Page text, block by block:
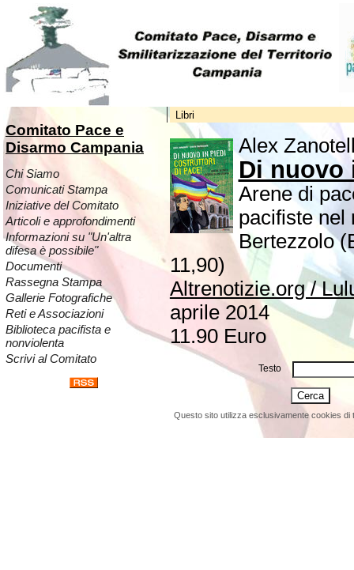
Comitato Pace e
Disarmo Campania
Chi Siamo
Comunicati Stampa
Iniziative del Comitato
Articoli e approfondimenti
Informazioni su "Un'altra
difesa è possibile"
Documenti
Rassegna Stampa
Gallerie Fotografiche
Reti e Associazioni
Biblioteca pacifista e
nonviolenta
Scrivi al Comitato
Libri
Alex
Di nuovo
Arene di
pacifiste nel
Bertezzolo
11,90)
Altrenotizie.org /
aprile 2014
11.90 Euro
Testo
Questo sito utilizza esclusivamente cookies